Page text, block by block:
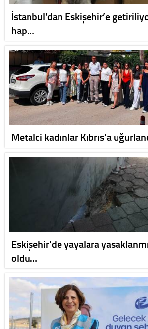
İstanbul’dan Eskişehir’e
hap…
Metalci kadınlar Kıbrıs’a
Eskişehir'de yayalara
oldu…